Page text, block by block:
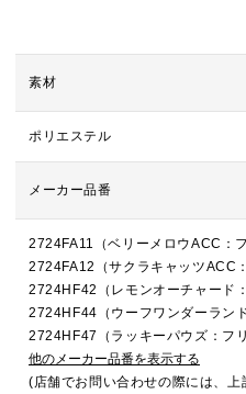
素材
ポリエステル
メーカー品番
2724FA11（ベリーメロウACC：フ
2724FA12（サクラキャッツACC
2724HF42（レモンオーチャード
2724HF44（ウーフワンダーラン
2724HF47（ラッキーパウズ：フリ
他のメーカー品番を表示する
(店舗でお問い合わせの際には、